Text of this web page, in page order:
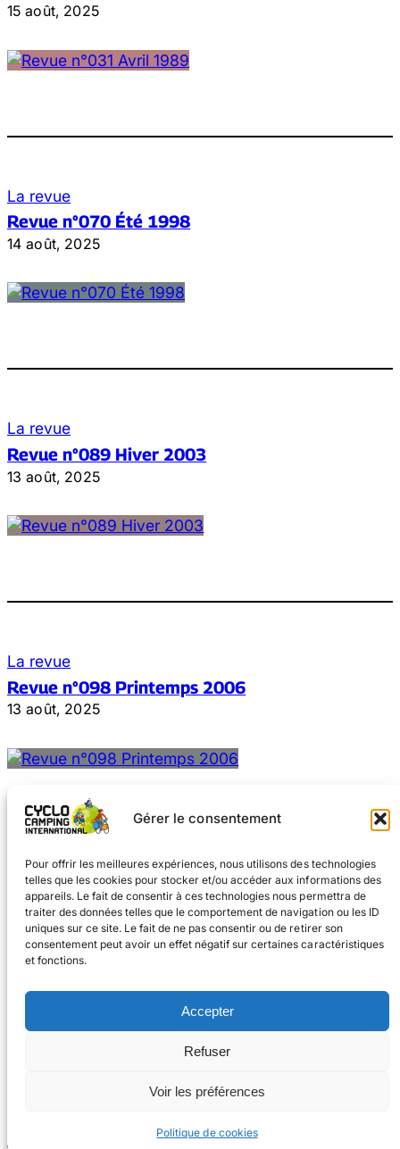
Gérer le consentement
Pour offrir les meilleures expériences, nous utilisons des technologies
telles que les cookies pour stocker et/ou accéder aux informations des
appareils. Le fait de consentir à ces technologies nous permettra de
traiter des données telles que le comportement de navigation ou les ID
uniques sur ce site. Le fait de ne pas consentir ou de retirer son
consentement peut avoir un effet négatif sur certaines caractéristiques
et fonctions.
Accepter
Refuser
Voir les préférences
Politique de cookies
15 août, 2025
La revue
Revue n°070 Été 1998
14 août, 2025
La revue
Revue n°089 Hiver 2003
13 août, 2025
La revue
Revue n°098 Printemps 2006
13 août, 2025
Facebook Instagram
#cyclocampinginternational
CONTACT